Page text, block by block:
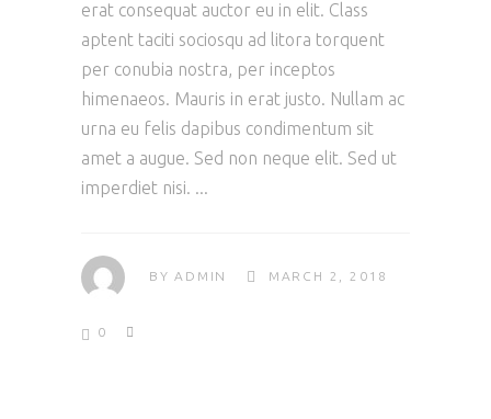
erat consequat auctor eu in elit. Class
aptent taciti sociosqu ad litora torquent
per conubia nostra, per inceptos
himenaeos. Mauris in erat justo. Nullam ac
urna eu felis dapibus condimentum sit
amet a augue. Sed non neque elit. Sed ut
imperdiet nisi.
BYADMIN MARCH 2, 2018
0